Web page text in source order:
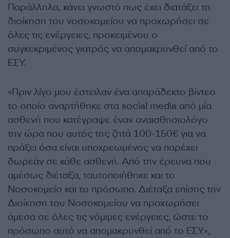
Παράλληλα, κάνει γνωστό πως έχει διατάξει τη
διοίκηση του νοσοκομείου να προχωρήσει σε
όλες τις ενέργειες, προκειμένου ο
συγκεκριμένος γιατρός να απομακρυνθεί από το
ΕΣΥ.
«Πριν λίγο μου έστειλαν ένα απαράδεκτο βίντεο
το οποίο αναρτήθηκε στα social media από μία
ασθενή που κατέγραψε έναν αναισθησιολόγο
την ώρα που αυτός της ζητά 100-150€ για να
πράξει όσα είναι υποχρεωμένος να παρέχει
δωρεάν σε κάθε ασθενή. Από την έρευνα που
αμέσως διέταξα, ταυτοποιήθηκε και το
Νοσοκομείο και το πρόσωπο. Διέταξα επίσης την
Διοίκηση του Νοσοκομείου να προχωρήσει
άμεσα σε όλες τις νόμιμες ενέργειες, ώστε το
πρόσωπο αυτό να απομακρυνθεί από το ΕΣΥ»,